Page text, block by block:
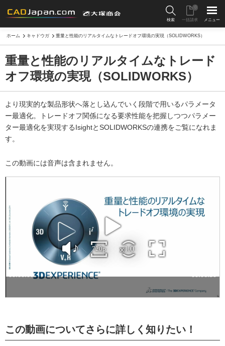
検索 一括請求
0
メニュー
ホーム キャドウガ 重量と性能のリアルタイムなトレードオフ環境の実現（SOLIDWORKS）
重量と性能のリアルタイムなトレード
オフ環境の実現（SOLIDWORKS）
より現実的な製品形状へ落とし込んでいく段階で用いるパラメータ
ー最適化。トレードオフ関係になる要求性能を把握しつつパラメー
ター最適化を実現するIsightとSOLIDWORKSの連携をご覧になれま
す。
この動画には音声は含まれません。
この動画についてさらに詳しく知りたい！